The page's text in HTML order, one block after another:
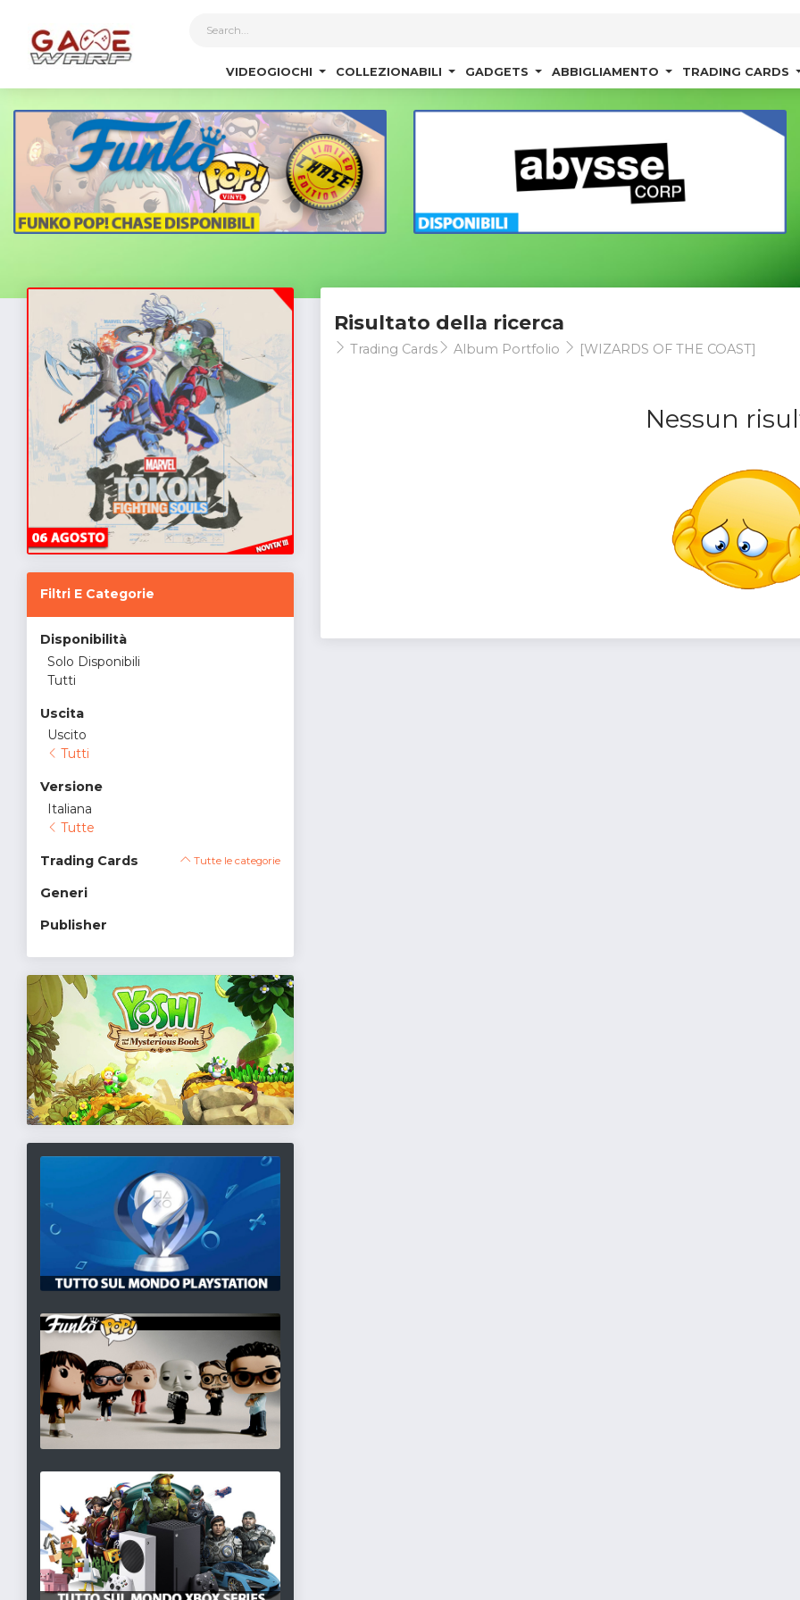
VIDEOGIOCHI COLLEZIONABILI GADGETS ABBIGLIAMENTO TRADING CARDS
Filtri E Categorie
Disponibilità
Solo Disponibili
Tutti
Uscita
Uscito
Tutti
Versione
Italiana
Tutte
Trading Cards Tutte le categorie
Generi
Publisher
Risultato della ricerca
Trading Cards Album Portfolio [WIZARDS OF THE COAST]
Nessun